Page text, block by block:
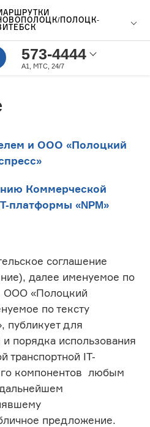
ПОЛОЦК-
573-4444
A1, МТС, 24/7
и ООО «Полоцкий
Коммерческой
платформы «NPM»
г.
соглашение
далее именуемое по
ООО «Полоцкий
по тексту
публикует для
порядка использования
транспортной IT-
компонентов любым
предложение.